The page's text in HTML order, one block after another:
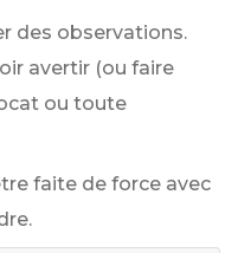
des observations.
avertir (ou faire
ou toute
faite de force avec